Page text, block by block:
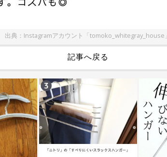
出典：Instagramアカウント「tomoko_whitegray_house」
記事へ戻る